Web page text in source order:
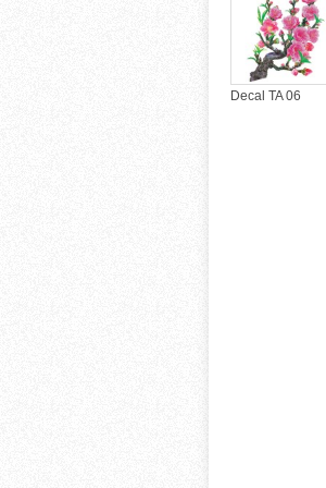
Decal TA 06